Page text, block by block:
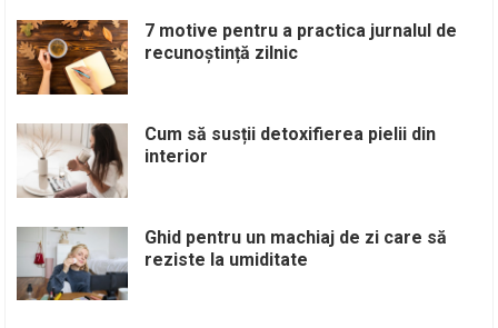
7 motive pentru a practica jurnalul de
recunoștință zilnic
Cum să susții detoxifierea pielii din
interior
Ghid pentru un machiaj de zi care să
reziste la umiditate